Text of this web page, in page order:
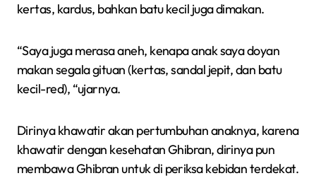
kertas, kardus, bahkan batu kecil juga dimakan.
“Saya juga merasa aneh, kenapa anak saya doyan
makan segala gituan (kertas, sandal jepit, dan batu
kecil-red), “ujarnya.
Dirinya khawatir akan pertumbuhan anaknya, karena
khawatir dengan kesehatan Ghibran, dirinya pun
membawa Ghibran untuk di periksa kebidan terdekat.